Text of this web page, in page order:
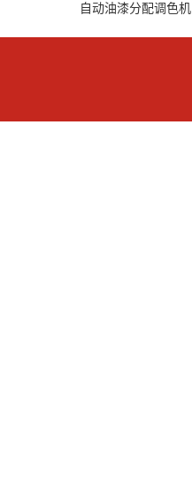
自动油漆分配调色机